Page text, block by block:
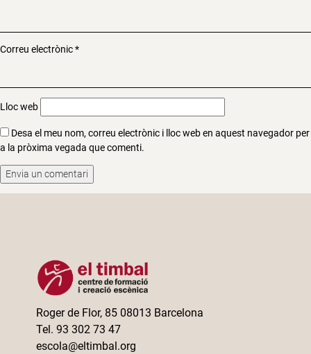
Correu electrònic*
Lloc web
Desa el meu nom, correu electrònic i lloc web en aquest navegador per
a la pròxima vegada que comenti.
Roger de Flor, 85 08013 Barcelona
Tel. 93 302 73 47
escola@eltimbal.org